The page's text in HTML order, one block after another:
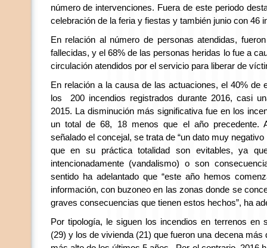
número de intervenciones. Fuera de este periodo
celebración de la feria y fiestas y también junio con 46
En relación al número de personas atendidas,
fallecidas, y el 68% de las personas heridas lo fue a
circulación atendidos por el servicio para liberar de
En relación a la causa de las actuaciones, el 40% de
los 200 incendios registrados durante 2016, casi
2015. La disminución más significativa fue en los
un total de 68, 18 menos que el año precedente.
señalado el concejal, se trata de “un dato muy
que en su práctica totalidad son evitables, ya
intencionadamente (vandalismo) o son
sentido ha adelantado que “este año hemos
información, con buzoneo en las zonas donde se
graves consecuencias que tienen estos hechos”, ha
Por tipología, le siguen los incendios en terrenos en
(29) y los de vivienda (21) que fueron una decena más